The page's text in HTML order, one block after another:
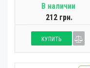
В наличии
212 грн.
КУПИТЬ